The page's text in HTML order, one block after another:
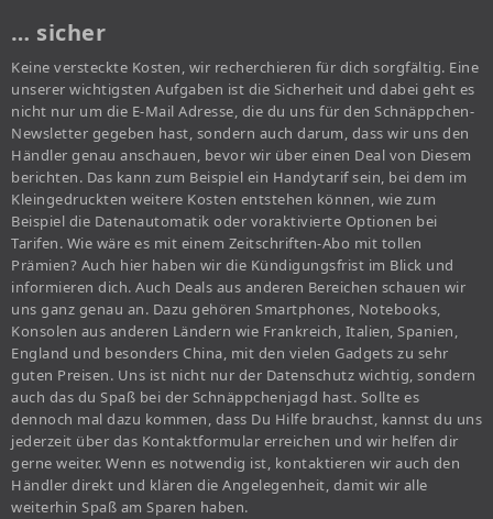
… sicher
Keine versteckte Kosten, wir recherchieren für dich sorgfältig. Eine
unserer wichtigsten Aufgaben ist die Sicherheit und dabei geht es
nicht nur um die E-Mail Adresse, die du uns für den Schnäppchen-
Newsletter gegeben hast, sondern auch darum, dass wir uns den
Händler genau anschauen, bevor wir über einen Deal von Diesem
berichten. Das kann zum Beispiel ein Handytarif sein, bei dem im
Kleingedruckten weitere Kosten entstehen können, wie zum
Beispiel die Datenautomatik oder voraktivierte Optionen bei
Tarifen. Wie wäre es mit einem Zeitschriften-Abo mit tollen
Prämien? Auch hier haben wir die Kündigungsfrist im Blick und
informieren dich. Auch Deals aus anderen Bereichen schauen wir
uns ganz genau an. Dazu gehören Smartphones, Notebooks,
Konsolen aus anderen Ländern wie Frankreich, Italien, Spanien,
England und besonders China, mit den vielen Gadgets zu sehr
guten Preisen. Uns ist nicht nur der Datenschutz wichtig, sondern
auch das du Spaß bei der Schnäppchenjagd hast. Sollte es
dennoch mal dazu kommen, dass Du Hilfe brauchst, kannst du uns
jederzeit über das Kontaktformular erreichen und wir helfen dir
gerne weiter. Wenn es notwendig ist, kontaktieren wir auch den
Händler direkt und klären die Angelegenheit, damit wir alle
weiterhin Spaß am Sparen haben.